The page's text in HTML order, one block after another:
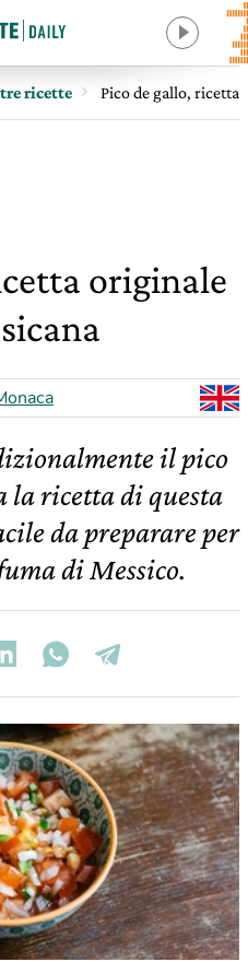
ricette Pico de gallo, ricetta
originale
il pico
la ricetta di questa
da preparare per
di Messico.